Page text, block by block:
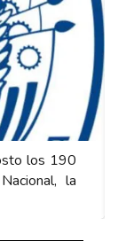
los 190
la